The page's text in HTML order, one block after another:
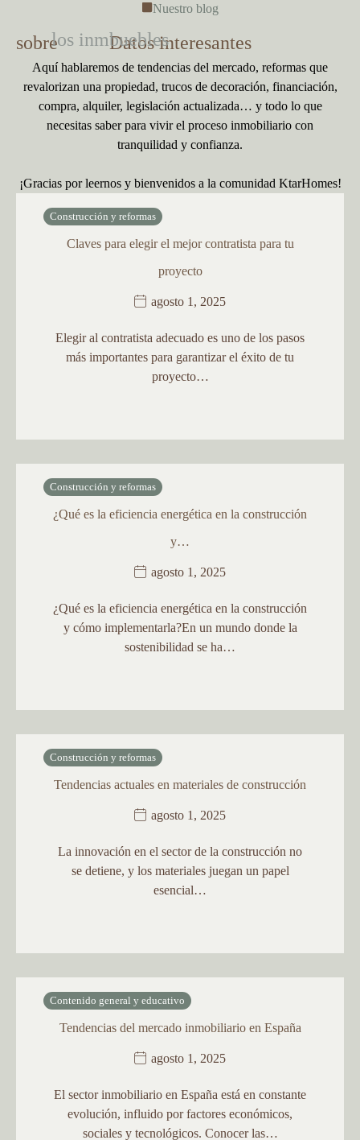
Nuestro blog
Datos interesantes
sobrelos inmbuebles
Aquí hablaremos de tendencias del mercado, reformas que
revalorizan una propiedad, trucos de decoración, financiación,
compra, alquiler, legislación actualizada… y todo lo que
necesitas saber para vivir el proceso inmobiliario con
tranquilidad y confianza.
¡Gracias por leernos y bienvenidos a la comunidad KtarHomes!
Construcción y reformas
Claves para elegir el mejor contratista para tu
proyecto
agosto 1, 2025
Elegir al contratista adecuado es uno de los pasos
más importantes para garantizar el éxito de tu
proyecto…
Construcción y reformas
¿Qué es la eficiencia energética en la construcción
y…
agosto 1, 2025
¿Qué es la eficiencia energética en la construcción
y cómo implementarla?En un mundo donde la
sostenibilidad se ha…
Construcción y reformas
Tendencias actuales en materiales de construcción
agosto 1, 2025
La innovación en el sector de la construcción no
se detiene, y los materiales juegan un papel
esencial…
Contenido general y educativo
Tendencias del mercado inmobiliario en España
agosto 1, 2025
El sector inmobiliario en España está en constante
evolución, influido por factores económicos,
sociales y tecnológicos. Conocer las…